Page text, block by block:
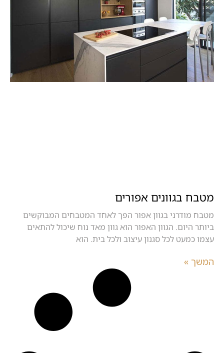
מטבח בגוונים אפורים
מטבח מודרני בגוון אפור הפך לאחד המטבחים המבוקשים
ביותר היום. הגוון האפור הוא גוון מאד נוח שיכול להתאים
עצמו כמעט לכל סגנון עיצוב ולכל בית. הוא
המשך »